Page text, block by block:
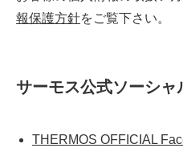
報保護方針をご覧下さい。
サーモス公式ソーシャ
THERMOS OFFICIAL